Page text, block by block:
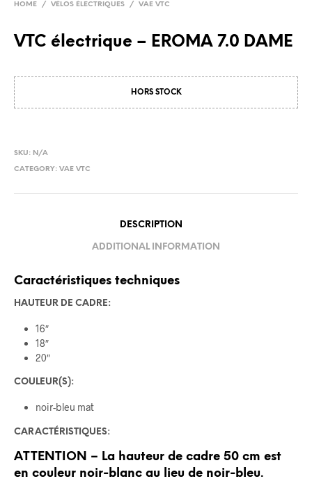
HOME / VÉLOS ÉLECTRIQUES / VAE VTC
VTC électrique – EROMA 7.0 DAME
HORS STOCK
SKU: N/A
CATEGORY: VAE VTC
DESCRIPTION
ADDITIONAL INFORMATION
Caractéristiques techniques
HAUTEUR DE CADRE:
16″
18″
20″
COULEUR(S):
noir-bleu mat
CARACTÉRISTIQUES:
ATTENTION – La hauteur de cadre 50 cm est
en couleur noir-blanc au lieu de noir-bleu.